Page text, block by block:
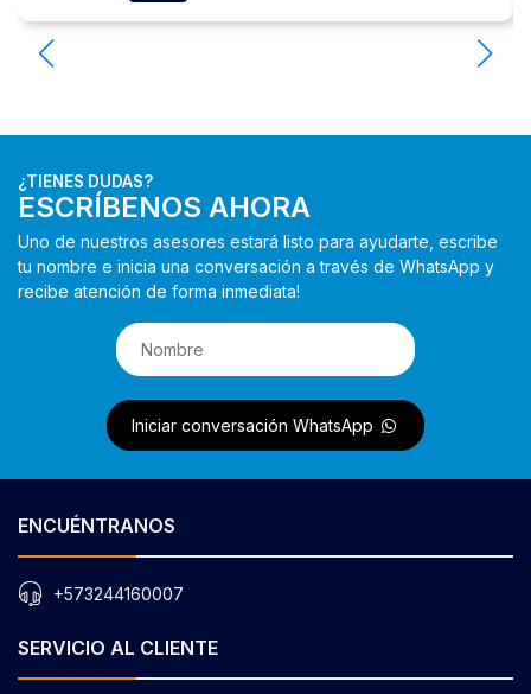
¿TIENES DUDAS?
ESCRÍBENOS AHORA
Uno de nuestros asesores estará listo para ayudarte, escribe
tu nombre e inicia una conversación a través de WhatsApp y
recibe atención de forma inmediata!
Iniciar conversación WhatsApp
ENCUÉNTRANOS
+573244160007
SERVICIO AL CLIENTE